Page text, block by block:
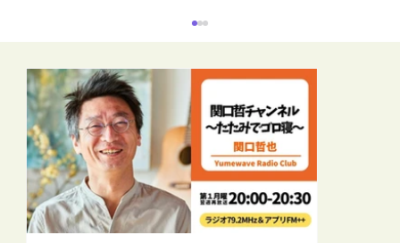
【再放送】リーラーヨガスタイル（シャ